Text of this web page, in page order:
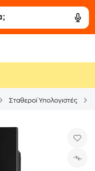
Σταθεροί Υπολογιστές